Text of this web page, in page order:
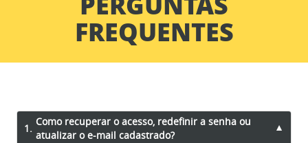
FREQUENTES
1.
Como recuperar o acesso, redefinir a senha ou
atualizar o e-mail cadastrado?
▼